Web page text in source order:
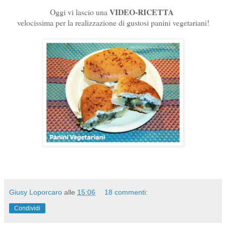
Oggi vi lascio una VIDEO-RICETTA
velocissima per la realizzazione di gustosi panini vegetariani!
Giusy Loporcaro alle 15:06 18 commenti:
Condividi